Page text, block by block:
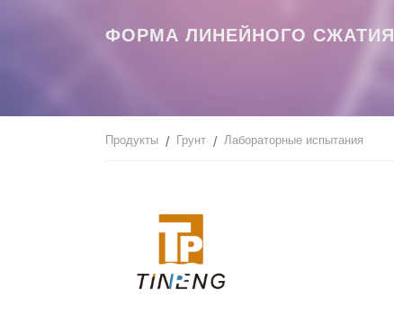
ФОРМА ЛИНЕЙНОГО СЖАТИЯ
Продукты Грунт Лабораторные испытания